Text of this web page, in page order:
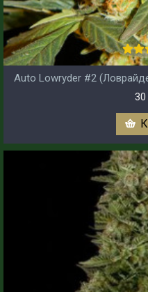
Auto Lowryder #2
30